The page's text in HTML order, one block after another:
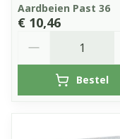
Aardbeien Past 36
€ 10,46
Bestel